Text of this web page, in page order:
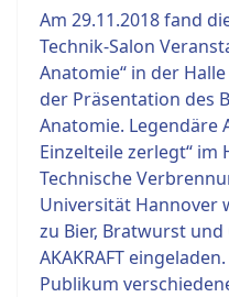
Am 29.11.2018 fand
Technik-Salon
Anatomie“ in der Halle
der Präsentation des
Anatomie.
Einzelteile zerlegt“
Technische
Universität Hannover
zu Bier, Bratwurst
AKAKRAFT
Publikum